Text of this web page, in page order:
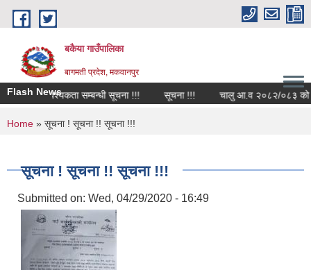
Skip to main content
बकैया गाउँपालिका
बागमती प्रदेश, मकवानपुर
Flash News
कर्मचारि आवश्यकता सम्बन्धी सूचना !!! सूचना !!! चालु आ.व २०८२/०८३ को
You are here
Home » सूचना ! सूचना !! सूचना !!!
सूचना ! सूचना !! सूचना !!!
Submitted on: Wed, 04/29/2020 - 16:49